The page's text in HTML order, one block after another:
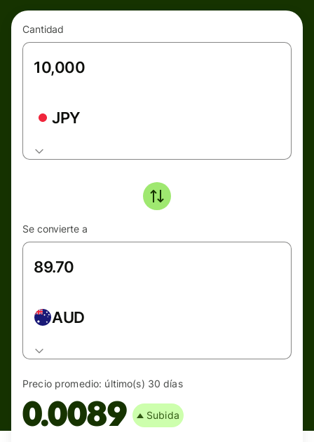
Cantidad
JPY
Se convierte a
AUD
Precio promedio: último(s) 30 días
0.0089 Subida